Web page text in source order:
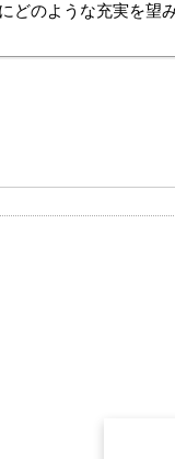
どのような充実を望